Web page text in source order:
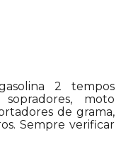
2 tempos
sopradores, moto
de grama,
Sempre verificar